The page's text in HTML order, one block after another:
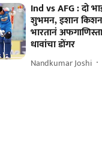
Ind vs AFG : दो
शुभमन, इशान
भारतानं
धावांचा डोंगर
Nandkumar Joshi